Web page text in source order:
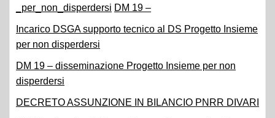
_per_non_disperdersi DM 19 –
Incarico DSGA supporto tecnico al DS Progetto Insieme
per non disperdersi
DM 19 – disseminazione Progetto Insieme per non
disperdersi
DECRETO ASSUNZIONE IN BILANCIO PNRR DIVARI